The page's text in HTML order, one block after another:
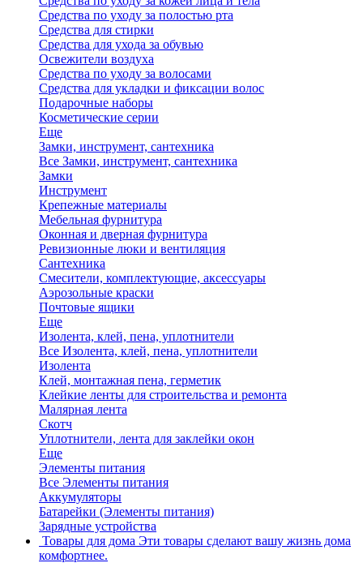
Средства по уходу за полостью рта
Средства для стирки
Средства для ухода за обувью
Освежители воздуха
Средства по уходу за волосами
Средства для укладки и фиксации волос
Подарочные наборы
Косметические серии
Еще
Замки, инструмент, сантехника
Все Замки, инструмент, сантехника
Замки
Инструмент
Крепежные материалы
Мебельная фурнитура
Оконная и дверная фурнитура
Ревизионные люки и вентиляция
Сантехника
Смесители, комплектующие, аксессуары
Аэрозольные краски
Почтовые ящики
Еще
Изолента, клей, пена, уплотнители
Все Изолента, клей, пена, уплотнители
Изолента
Клей, монтажная пена, герметик
Клейкие ленты для строительства и ремонта
Малярная лента
Скотч
Уплотнители, лента для заклейки окон
Еще
Элементы питания
Все Элементы питания
Аккумуляторы
Батарейки (Элементы питания)
Зарядные устройства
Товары для дома Эти товары сделают вашу жизнь дома
комфортнее.